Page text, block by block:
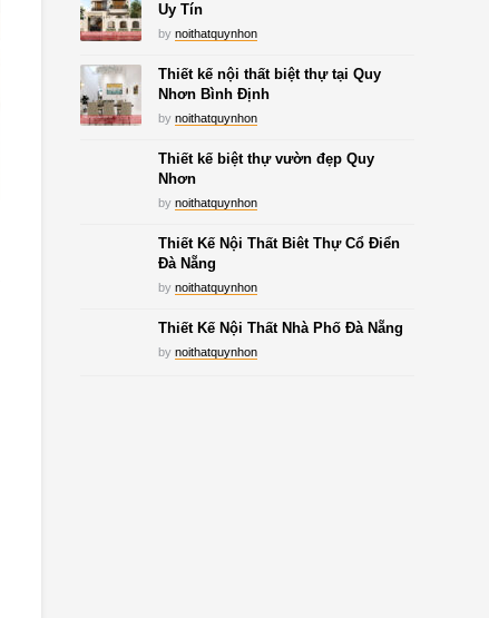
Uy Tín
by noithatquynhon
Thiết kế nội thất biệt thự tại Quy
Nhơn Bình Định
by noithatquynhon
Thiết kế biệt thự vườn đẹp Quy
Nhơn
by noithatquynhon
Thiết Kế Nội Thất Biêt Thự Cổ Điển
Đà Nẵng
by noithatquynhon
Thiết Kế Nội Thất Nhà Phố Đà Nẵng
by noithatquynhon